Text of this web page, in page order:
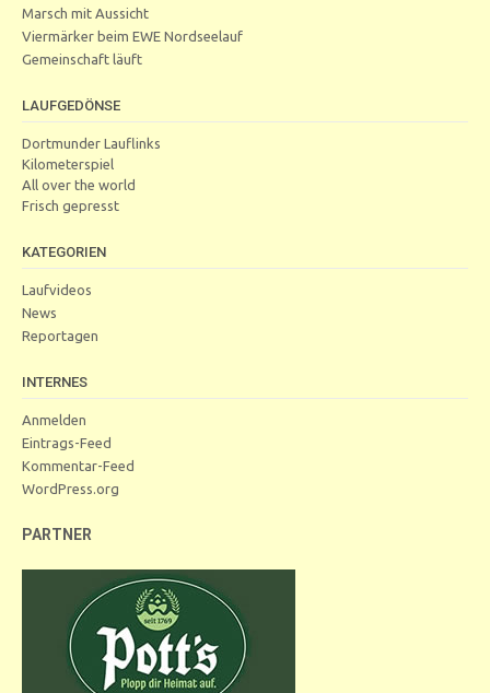
Marsch mit Aussicht
Viermärker beim EWE Nordseelauf
Gemeinschaft läuft
LAUFGEDÖNSE
Dortmunder Lauflinks
Kilometerspiel
All over the world
Frisch gepresst
KATEGORIEN
Laufvideos
News
Reportagen
INTERNES
Anmelden
Eintrags-Feed
Kommentar-Feed
WordPress.org
PARTNER